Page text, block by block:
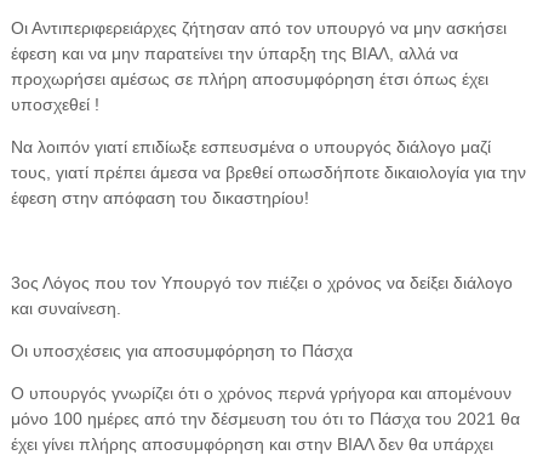
Οι Αντιπεριφερειάρχες ζήτησαν από τον υπουργό να μην ασκήσει
έφεση και να μην παρατείνει την ύπαρξη της ΒΙΑΛ, αλλά να
προχωρήσει αμέσως σε πλήρη αποσυμφόρηση έτσι όπως έχει
υποσχεθεί !
Να λοιπόν γιατί επιδίωξε εσπευσμένα ο υπουργός διάλογο μαζί
τους, γιατί πρέπει άμεσα να βρεθεί οπωσδήποτε δικαιολογία για την
έφεση στην απόφαση του δικαστηρίου!
3ος Λόγος που τον Υπουργό τον πιέζει ο χρόνος να δείξει διάλογο
και συναίνεση.
Οι υποσχέσεις για αποσυμφόρηση το Πάσχα
Ο υπουργός γνωρίζει ότι ο χρόνος περνά γρήγορα και απομένουν
μόνο 100 ημέρες από την δέσμευση του ότι το Πάσχα του 2021 θα
έχει γίνει πλήρης αποσυμφόρηση και στην ΒΙΑΛ δεν θα υπάρχει